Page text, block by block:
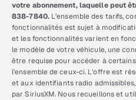
votre abonnement, laquelle peut
838-7840.L’ensemble des tarifs,
fonctionnalités est sujet à
et les fonctionnalités varient en
le modèle de votre véhicule, une
être requise pour accéder à
l’ensemble de ceux-ci. L’offre est
et aux identifiants radio
par SiriusXM. Nous recueillons et